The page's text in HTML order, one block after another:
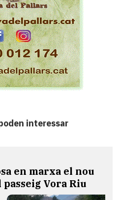
interessar
en marxa el nou
Vora Riu